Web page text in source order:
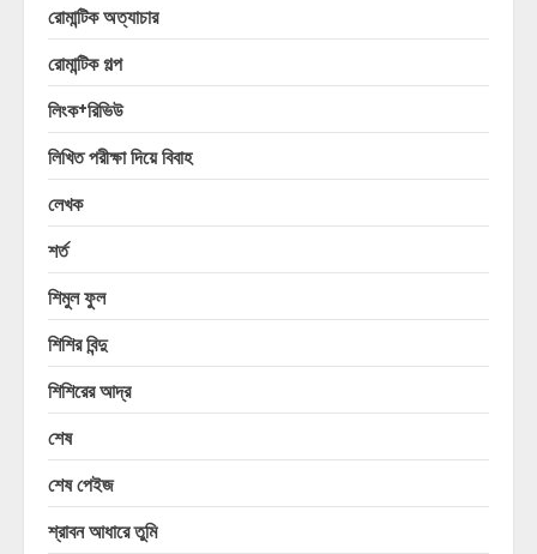
রোমান্টিক অত্যাচার
রোমান্টিক গল্প
লিংক+রিভিউ
লিখিত পরীক্ষা দিয়ে বিবাহ
লেখক
শর্ত
শিমুল ফুল
শিশির বিন্দু
শিশিরের আদ্র
শেষ
শেষ পেইজ
শ্রাবন আধারে তুমি